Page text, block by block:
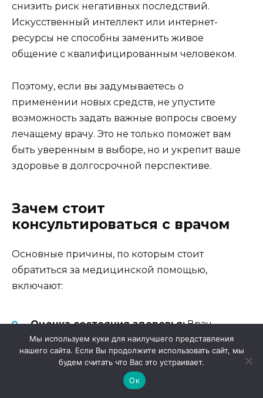
снизить риск негативных последствий.
Искусственный интеллект или интернет-
ресурсы не способны заменить живое
общение с квалифицированным человеком.
Поэтому, если вы задумываетесь о
применении новых средств, не упустите
возможность задать важные вопросы своему
лечащему врачу. Это не только поможет вам
быть уверенным в выборе, но и укрепит ваше
здоровье в долгосрочной перспективе.
Зачем стоит
консультироваться с врачом
Основные причины, по которым стоит
обратиться за медицинской помощью,
включают:
Оценка состояния здоровья:Врач
проведет осмотр и поможет установить,
есть ли противопоказания к
использованию препарата.
Мы используем куки для наилучшего представления
нашего сайта. Если Вы продолжите использовать сайт, мы
будем считать что Вас это устраивает.
Ок